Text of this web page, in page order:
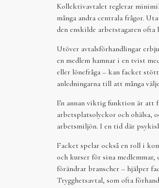
Kollektivavtalet reglerar
många andra centrala frågor.
den enskilde arbetstagaren
Utöver avtalsförhandlingar
en medlem hamnar i en tvist
eller lönefråga – kan facket
anledningarna till att många
En annan viktig funktion är att
arbetsplatsolyckor och ohälsa,
arbetsmiljön. I en tid där
Facket spelar också en roll i
och kurser för sina
förändrar branscher – hjälper
Trygghetsavtal, som ofta